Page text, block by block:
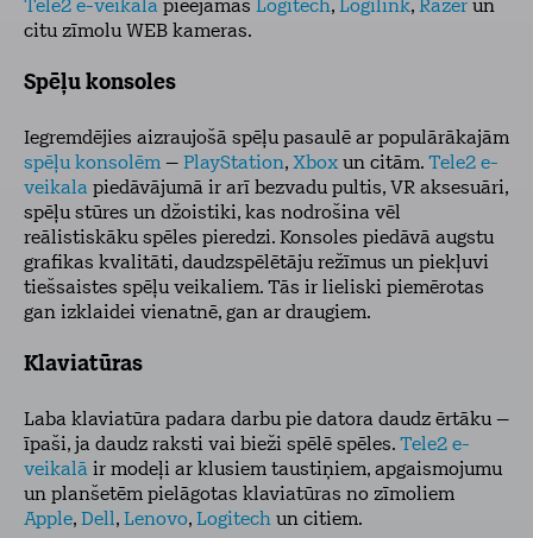
Tele2 e-veikalā pieejamas Logitech, Logilink, Razer un
citu zīmolu WEB kameras.
Spēļu konsoles
Iegremdējies aizraujošā spēļu pasaulē ar populārākajām
spēļu konsolēm – PlayStation, Xbox un citām. Tele2 e-
veikala piedāvājumā ir arī bezvadu pultis, VR aksesuāri,
spēļu stūres un džoistiki, kas nodrošina vēl
reālistiskāku spēles pieredzi. Konsoles piedāvā augstu
grafikas kvalitāti, daudzspēlētāju režīmus un piekļuvi
tiešsaistes spēļu veikaliem. Tās ir lieliski piemērotas
gan izklaidei vienatnē, gan ar draugiem.
Klaviatūras
Laba klaviatūra padara darbu pie datora daudz ērtāku –
īpaši, ja daudz raksti vai bieži spēlē spēles. Tele2 e-
veikalā ir modeļi ar klusiem taustiņiem, apgaismojumu
un planšetēm pielāgotas klaviatūras no zīmoliem
Apple, Dell, Lenovo, Logitech un citiem.